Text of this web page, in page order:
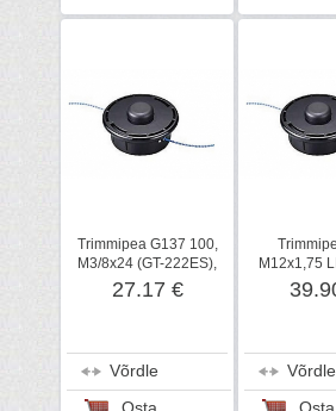
Trimmipea G137 100,
M3/8x24 (GT-222ES),
ECHO
27.17 €
Võrdle
M12x1,75
Võrdle